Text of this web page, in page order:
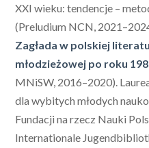
XXI wieku: tendencje –
(Preludium NCN,
Zagłada w polskiej
młodzieżowej po roku
MNiSW, 2016–2020).
dla wybitych młodych
Fundacji na rzecz Nauki
Internationale